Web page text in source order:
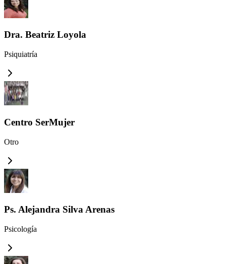
Dra. Beatriz Loyola
Psiquiatría
Centro SerMujer
Otro
Ps. Alejandra Silva Arenas
Psicología